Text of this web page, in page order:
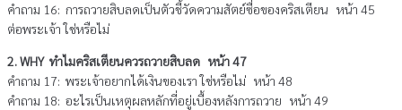
คำถาม 16: การถวายสิบลดเป็นตัวชี้วัดความสัตย์ซื่อของคริสเตียน หน้า 45
ต่อพระเจ้า ใช่หรือไม่
2. WHY ทำไมคริสเตียนควรถวายสิบลด หน้า 47
คำถาม 17: พระเจ้าอยากได้เงินของเรา ใช่หรือไม่ หน้า 48
คำถาม 18: อะไรเป็นเหตุผลหลักที่อยู่เบื้องหลังการถวาย หน้า 49